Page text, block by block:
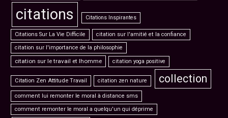
citations Citations Inspirantes
Citations Sur La Vie Difficile
citation sur l'amitié et la confiance
citation sur l'importance de la philosophie
citation sur le travail et lhomme citation yoga positive
Citation Zen Attitude Travail citation zen nature collection
comment lui remonter le moral à distance sms
comment remonter le moral a quelqu'un qui déprime